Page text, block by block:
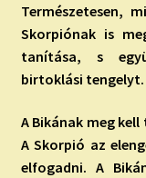
Természetesen,
Skorpiónak is
tanítása, s
birtoklási tengelyt.
A Bikának meg
A Skorpió az
elfogadni. A